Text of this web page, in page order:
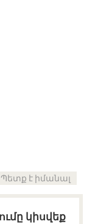
Պետք է իմանալ
կիսվեք